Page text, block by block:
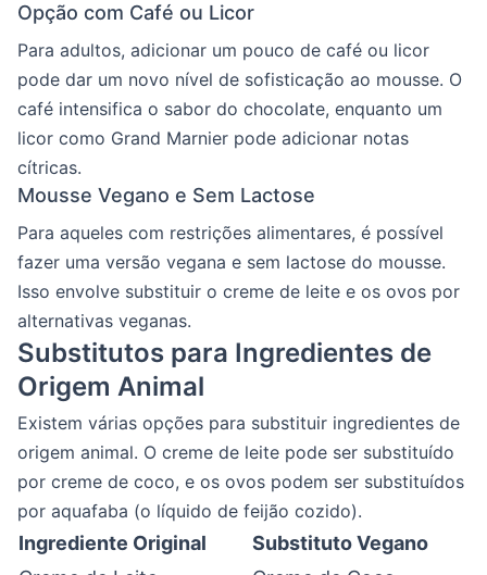
Opção com Café ou Licor
Para adultos, adicionar um pouco de café ou licor
pode dar um novo nível de sofisticação ao mousse. O
café intensifica o sabor do chocolate, enquanto um
licor como Grand Marnier pode adicionar notas
cítricas.
Mousse Vegano e Sem Lactose
Para aqueles com restrições alimentares, é possível
fazer uma versão vegana e sem lactose do mousse.
Isso envolve substituir o creme de leite e os ovos por
alternativas veganas.
Substitutos para Ingredientes de
Origem Animal
Existem várias opções para substituir ingredientes de
origem animal. O creme de leite pode ser substituído
por creme de coco, e os ovos podem ser substituídos
por aquafaba (o líquido de feijão cozido).
Ingrediente Original
Substituto Vegano